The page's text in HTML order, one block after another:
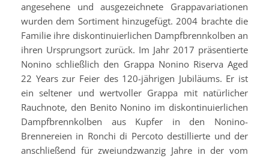
angesehene und ausgezeichnete Grappavariationen
wurden dem Sortiment hinzugefügt. 2004 brachte die
Familie ihre diskontinuierlichen Dampfbrennkolben an
ihren Ursprungsort zurück. Im Jahr 2017 präsentierte
Nonino schließlich den Grappa Nonino Riserva Aged
22 Years zur Feier des 120-jährigen Jubiläums. Er ist
ein seltener und wertvoller Grappa mit natürlicher
Rauchnote, den Benito Nonino im diskontinuierlichen
Dampfbrennkolben aus Kupfer in den Nonino-
Brennereien in Ronchi di Percoto destillierte und der
anschließend für zweiundzwanzig Jahre in der vom